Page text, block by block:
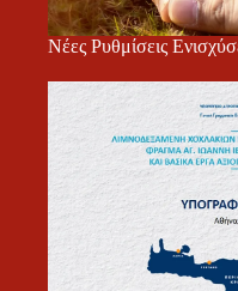
Νέες Ρυθμίσεις